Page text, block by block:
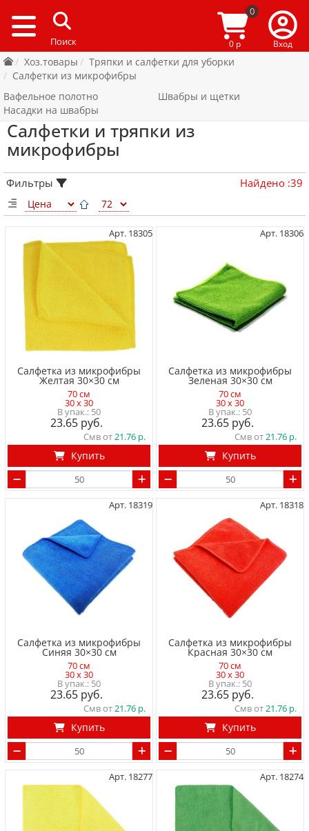
0
0 р Вход
Хоз.товары
Тряпки и салфетки для уборки
Салфетки из микрофибры
Вафельное полотно
Швабры и щетки
Насадки на швабры
Салфетки и тряпки из
микрофибры
Фильтры Найдено :39
Арт. 18305
Салфетка из микрофибры
Желтая 30×30 см
70 см
30 x 30
50
23.65
Смв от21.76
Купить
Арт. 18306
Салфетка из микрофибры
Зеленая 30×30 см
70 см
30 x 30
50
23.65
Смв от21.76
Купить
Арт. 18319
Салфетка из микрофибры
Синяя 30×30 см
70 см
30 x 30
50
23.65
Смв от21.76
Купить
Арт. 18318
Салфетка из микрофибры
Красная 30×30 см
70 см
30 x 30
50
23.65
Смв от21.76
Купить
Арт. 18277 Арт. 18274